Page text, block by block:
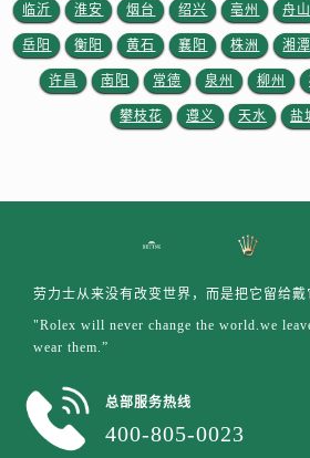
临沂 淮安 烟台 绍兴 亳州 舟山
岳阳 衡阳 黄石 襄阳 株洲 湘潭
许昌 南阳 常德 泉州 柳州
攀枝花 遵义 天水 盐
劳力士从来没有改变世界，而是把它留给戴
"Rolex will never change the world.we
wear them.”
总部服务热线
400-805-0023